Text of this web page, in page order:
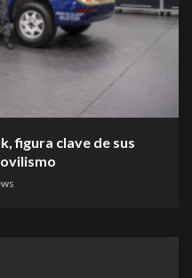
figura clave de sus